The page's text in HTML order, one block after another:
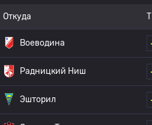
Откуда
Воеводина
Радницкий Ниш
Эшторил